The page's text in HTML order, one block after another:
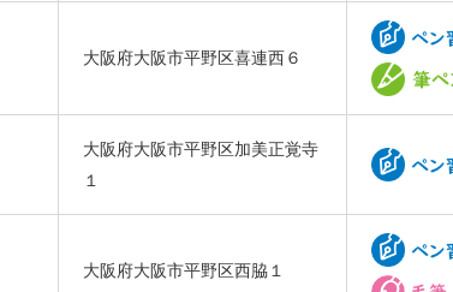
大阪府大阪市平野区喜連西６
大阪府大阪市平野区加美正覚寺
１
大阪府大阪市平野区西脇１